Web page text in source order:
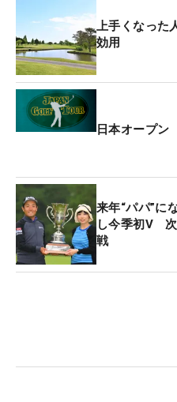
上手くなった
効用
日本オープ
来年“パパ”に
し今季初V
戦